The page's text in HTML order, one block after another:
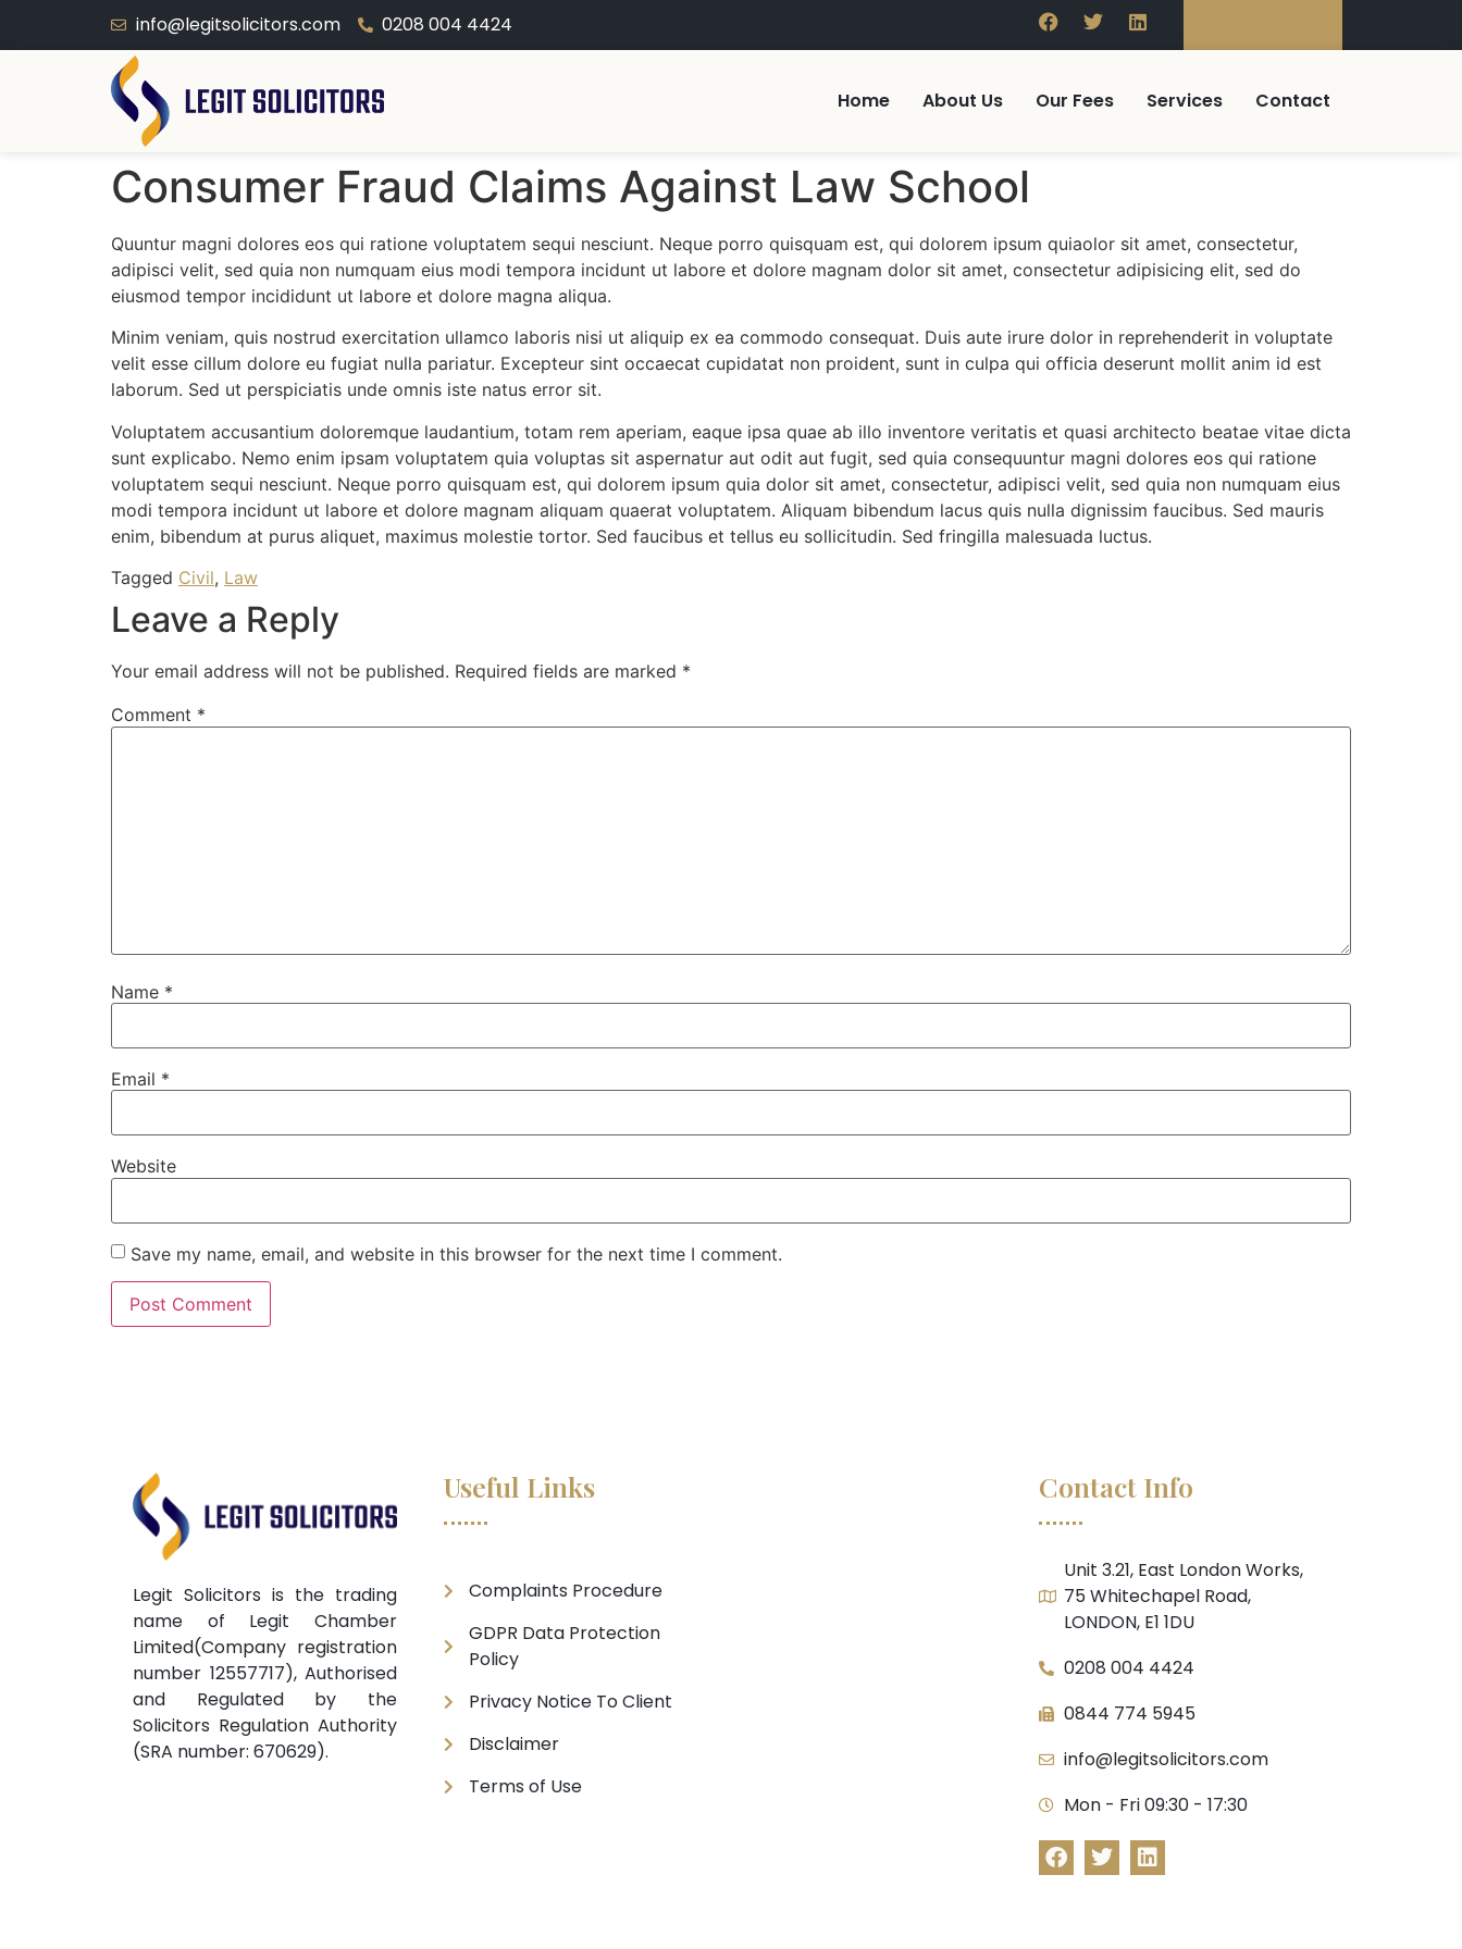
info@legitsolicitors.com 0208 004 4424
Home About Us Our Fees Services Contact
Consumer Fraud Claims Against Law School
Quuntur magni dolores eos qui ratione voluptatem sequi nesciunt. Neque porro quisquam est, qui dolorem ipsum quiaolor sit amet, consectetur,
adipisci velit, sed quia non numquam eius modi tempora incidunt ut labore et dolore magnam dolor sit amet, consectetur adipisicing elit, sed do
eiusmod tempor incididunt ut labore et dolore magna aliqua.
Minim veniam, quis nostrud exercitation ullamco laboris nisi ut aliquip ex ea commodo consequat. Duis aute irure dolor in reprehenderit in voluptate
velit esse cillum dolore eu fugiat nulla pariatur. Excepteur sint occaecat cupidatat non proident, sunt in culpa qui officia deserunt mollit anim id est
laborum. Sed ut perspiciatis unde omnis iste natus error sit.
Voluptatem accusantium doloremque laudantium, totam rem aperiam, eaque ipsa quae ab illo inventore veritatis et quasi architecto beatae vitae dicta
sunt explicabo. Nemo enim ipsam voluptatem quia voluptas sit aspernatur aut odit aut fugit, sed quia consequuntur magni dolores eos qui ratione
voluptatem sequi nesciunt. Neque porro quisquam est, qui dolorem ipsum quia dolor sit amet, consectetur, adipisci velit, sed quia non numquam eius
modi tempora incidunt ut labore et dolore magnam aliquam quaerat voluptatem. Aliquam bibendum lacus quis nulla dignissim faucibus. Sed mauris
enim, bibendum at purus aliquet, maximus molestie tortor. Sed faucibus et tellus eu sollicitudin. Sed fringilla malesuada luctus.
Tagged Civil, Law
Leave a Reply
Your email address will not be published. Required fields are marked *
Comment *
Name *
Email *
Website
Save my name, email, and website in this browser for the next time I comment.
Legit Solicitors is the trading
name of Legit Chamber
Limited(Company registration
number 12557717), Authorised
and Regulated by the
Solicitors Regulation Authority
(SRA number: 670629).
Useful Links
Complaints Procedure
GDPR Data Protection
Policy
Privacy Notice To Client
Disclaimer
Terms of Use
Contact Info
Unit 3.21, East London Works,
75 Whitechapel Road,
LONDON, E1 1DU
0208 004 4424
0844 774 5945
info@legitsolicitors.com
Mon - Fri 09:30 - 17:30